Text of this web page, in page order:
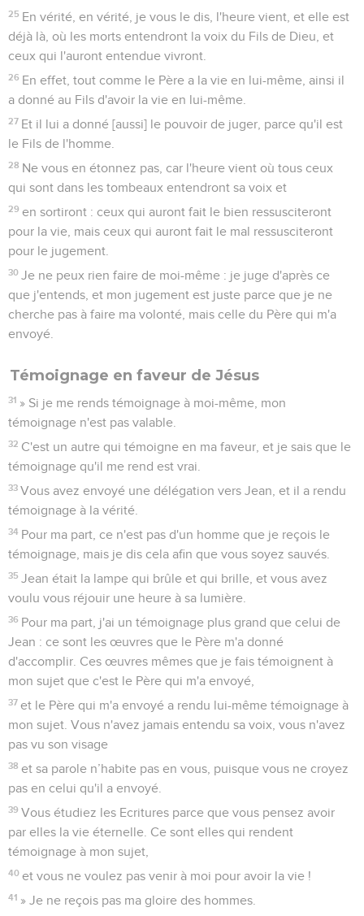
25 En vérité, en vérité, je vous le dis, l'heure vient, et elle est
déjà là, où les morts entendront la voix du Fils de Dieu, et
ceux qui l'auront entendue vivront.
26 En effet, tout comme le Père a la vie en lui-même, ainsi il
a donné au Fils d'avoir la vie en lui-même.
27 Et il lui a donné [aussi] le pouvoir de juger, parce qu'il est
le Fils de l'homme.
28 Ne vous en étonnez pas, car l'heure vient où tous ceux
qui sont dans les tombeaux entendront sa voix et
29 en sortiront : ceux qui auront fait le bien ressusciteront
pour la vie, mais ceux qui auront fait le mal ressusciteront
pour le jugement.
30 Je ne peux rien faire de moi-même : je juge d'après ce
que j'entends, et mon jugement est juste parce que je ne
cherche pas à faire ma volonté, mais celle du Père qui m'a
envoyé.
Témoignage en faveur de Jésus
31 » Si je me rends témoignage à moi-même, mon
témoignage n'est pas valable.
32 C'est un autre qui témoigne en ma faveur, et je sais que le
témoignage qu'il me rend est vrai.
33 Vous avez envoyé une délégation vers Jean, et il a rendu
témoignage à la vérité.
34 Pour ma part, ce n'est pas d'un homme que je reçois le
témoignage, mais je dis cela afin que vous soyez sauvés.
35 Jean était la lampe qui brûle et qui brille, et vous avez
voulu vous réjouir une heure à sa lumière.
36 Pour ma part, j'ai un témoignage plus grand que celui de
Jean : ce sont les œuvres que le Père m'a donné
d'accomplir. Ces œuvres mêmes que je fais témoignent à
mon sujet que c'est le Père qui m'a envoyé,
37 et le Père qui m'a envoyé a rendu lui-même témoignage à
mon sujet. Vous n'avez jamais entendu sa voix, vous n'avez
pas vu son visage
38 et sa parole n’habite pas en vous, puisque vous ne croyez
pas en celui qu'il a envoyé.
39 Vous étudiez les Ecritures parce que vous pensez avoir
par elles la vie éternelle. Ce sont elles qui rendent
témoignage à mon sujet,
40 et vous ne voulez pas venir à moi pour avoir la vie !
41 » Je ne reçois pas ma gloire des hommes.